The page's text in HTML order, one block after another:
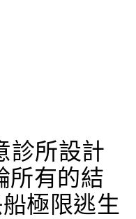
診所設計
所有的結
極限逃生